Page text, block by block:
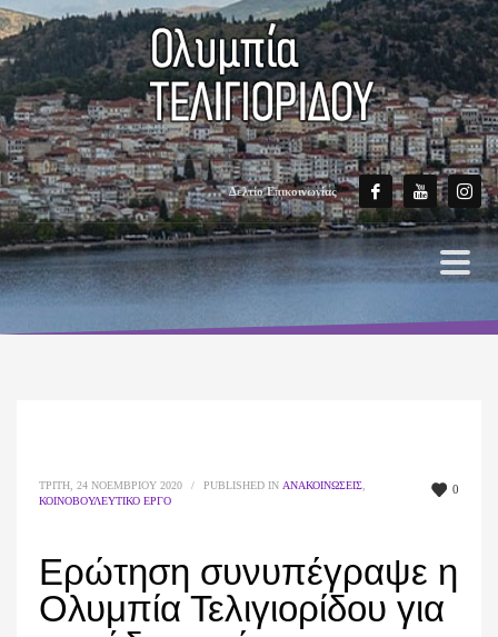
Δελτίο Επικοινωνίας
0
ΤΡΊΤΗ, 24 ΝΟΕΜΒΡΊΟΥ 2020 / PUBLISHED IN ΑΝΑΚΟΙΝΏΣΕΙΣ
ΚΟΙΝΟΒΟΥΛΕΥΤΙΚΌ ΈΡΓΟ
Ερώτηση συνυπέγραψε η
Ολυμπία Τελιγιορίδου για